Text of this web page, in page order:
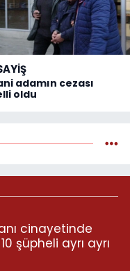
adamın cezası
oldu
cinayetinde
şüpheli ayrı ayrı